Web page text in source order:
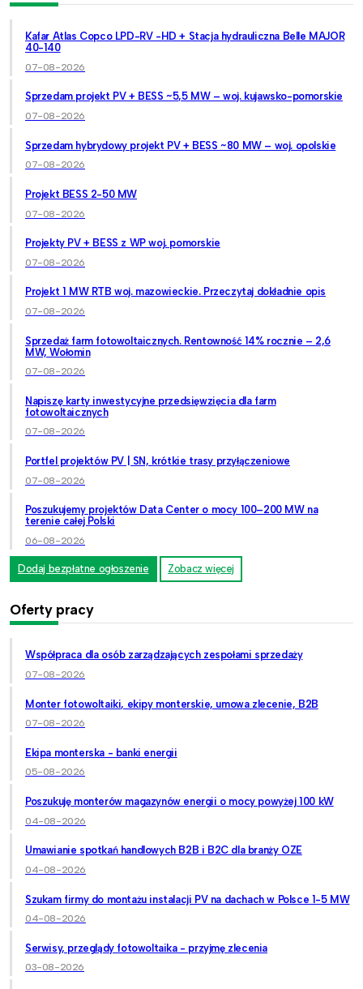
Kafar Atlas Copco LPD-RV -HD + Stacja hydrauliczna Belle MAJOR
40-140
07-08-2026
Sprzedam projekt PV + BESS ~5,5 MW – woj. kujawsko-pomorskie
07-08-2026
Sprzedam hybrydowy projekt PV + BESS ~80 MW – woj. opolskie
07-08-2026
Projekt BESS 2-50 MW
07-08-2026
Projekty PV + BESS z WP woj. pomorskie
07-08-2026
Projekt 1 MW RTB woj. mazowieckie. Przeczytaj dokładnie opis
07-08-2026
Sprzedaż farm fotowoltaicznych. Rentowność 14% rocznie – 2,6
MW, Wołomin
07-08-2026
Napiszę karty inwestycyjne przedsięwzięcia dla farm
fotowoltaicznych
07-08-2026
Portfel projektów PV | SN, krótkie trasy przyłączeniowe
07-08-2026
Poszukujemy projektów Data Center o mocy 100–200 MW na
terenie całej Polski
06-08-2026
Dodaj bezpłatne ogłoszenie Zobacz więcej
Oferty pracy
Współpraca dla osób zarządzających zespołami sprzedaży
07-08-2026
Monter fotowoltaiki, ekipy monterskie, umowa zlecenie, B2B
07-08-2026
Ekipa monterska - banki energii
05-08-2026
Poszukuję monterów magazynów energii o mocy powyżej 100 kW
04-08-2026
Umawianie spotkań handlowych B2B i B2C dla branży OZE
04-08-2026
Szukam firmy do montażu instalacji PV na dachach w Polsce 1-5 MW
04-08-2026
Serwisy, przeglądy fotowoltaika - przyjmę zlecenia
03-08-2026